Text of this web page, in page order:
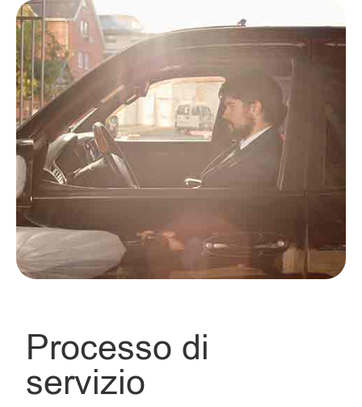
Processo di
servizio